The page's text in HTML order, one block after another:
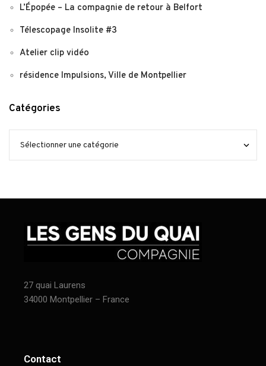
L’Épopée – La compagnie de retour à Belfort
Télescopage Insolite #3
Atelier clip vidéo
résidence Impulsions, Ville de Montpellier
Catégories
27 quai Laurens
34000 Montpellier – France
Contact